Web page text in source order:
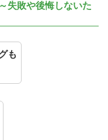
失敗や後悔しないた
も